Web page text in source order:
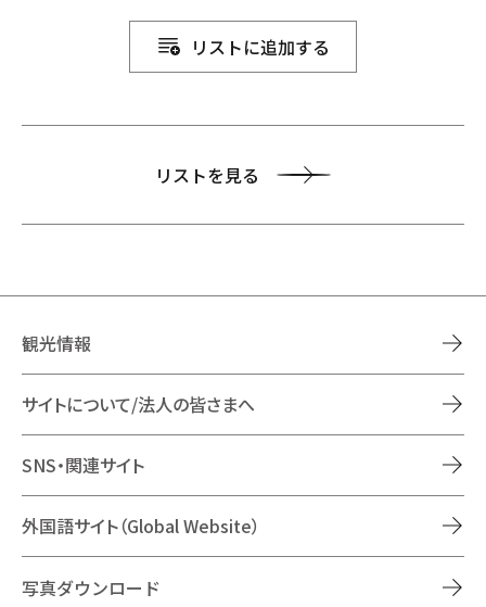
リストに追加する
リストを見る
観光情報
サイトについて/法人の皆さまへ
SNS・関連サイト
外国語サイト（Global Website）
写真ダウンロード